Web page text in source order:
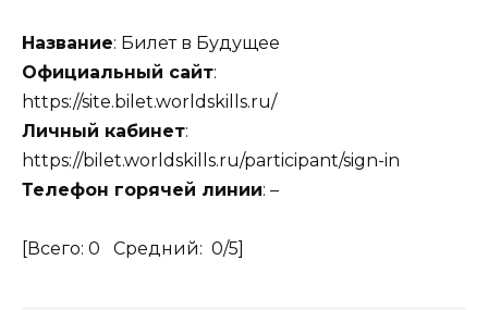
Название: Билет в Будущее
Официальный сайт:
https://site.bilet.worldskills.ru/
Личный кабинет:
https://bilet.worldskills.ru/participant/sign-in
Телефон горячей линии: –
[Всего: 0 Средний: 0/5]